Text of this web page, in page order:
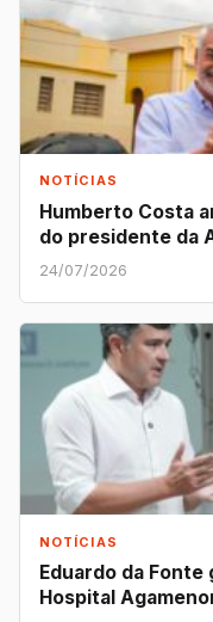
NOTÍCIAS
Humberto Costa
do presidente da
24/07/2026
NOTÍCIAS
Eduardo da
Hospital